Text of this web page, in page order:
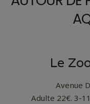
Le
Avenue
Adulte 22€. 3-